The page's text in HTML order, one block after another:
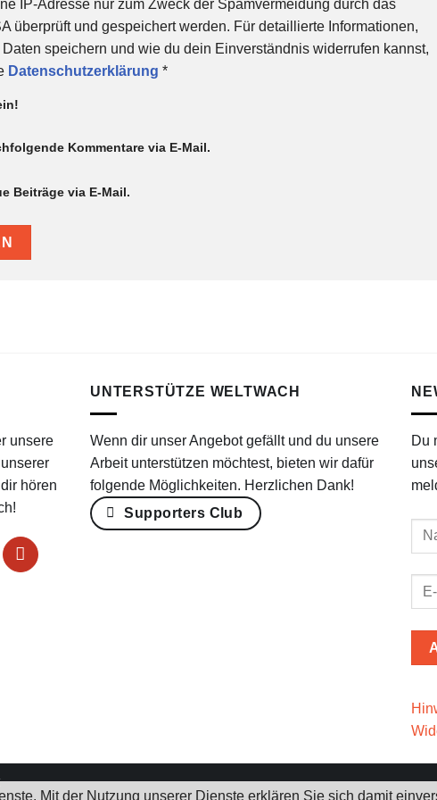
IP-Adresse nur zum Zweck der Spamvermeidung durch das
überprüft und gespeichert werden. Für detaillierte Informationen,
speichern und wie du dein Einverständnis widerrufen kannst,
Datenschutzerklärung *
Kommentare via E-Mail.
Beiträge via E-Mail.
unsere
hören
UNTERSTÜTZE WELTWACH
Wenn dir unser Angebot gefällt und du unsere
Arbeit unterstützen möchtest, bieten wir dafür
folgende Möglichkeiten. Herzlichen Dank!
Supporters Club
Du
Mit der Nutzung unserer Dienste erklären Sie sich damit